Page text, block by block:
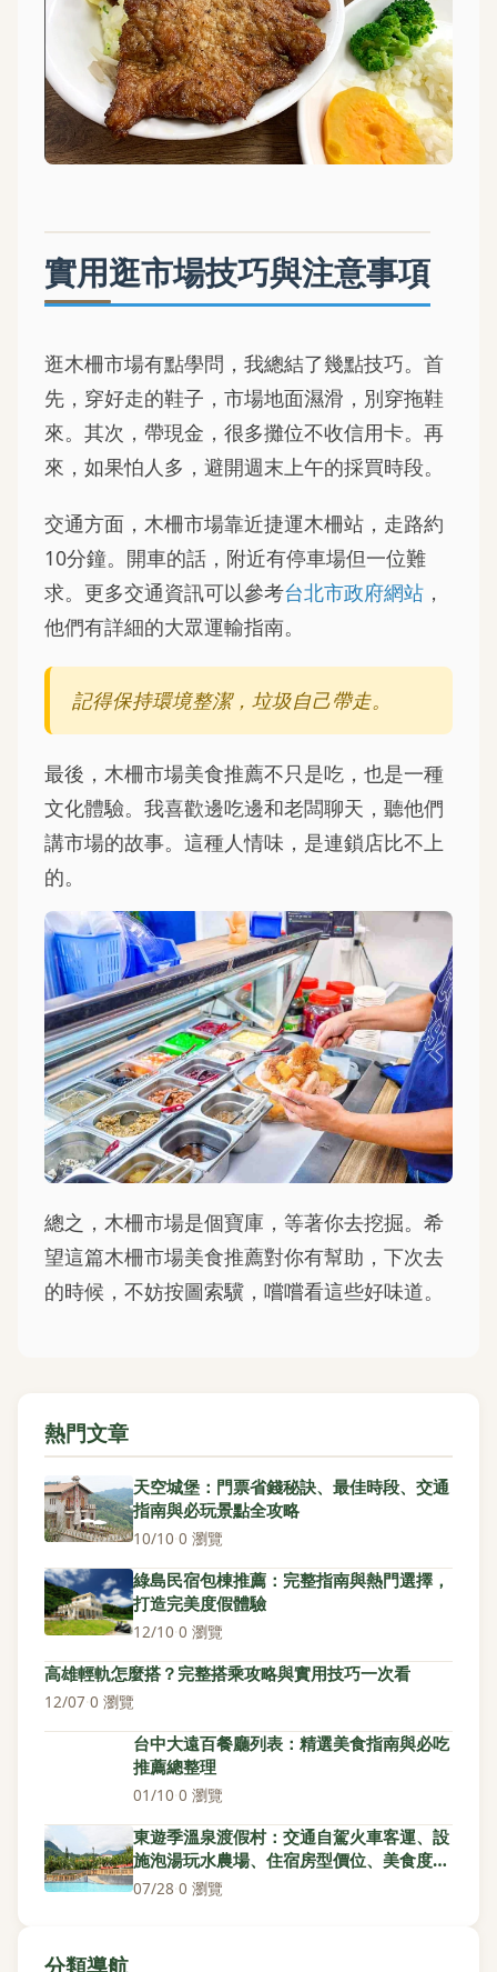
實用逛市場技巧與注意事項
逛木柵市場有點學問，我總結了幾點技巧。首
先，穿好走的鞋子，市場地面濕滑，別穿拖鞋
來。其次，帶現金，很多攤位不收信用卡。再
來，如果怕人多，避開週末上午的採買時段。
交通方面，木柵市場靠近捷運木柵站，走路約
10分鐘。開車的話，附近有停車場但一位難
求。更多交通資訊可以參考台北市政府網站 ，
他們有詳細的大眾運輸指南。
記得保持環境整潔，垃圾自己帶走。
最後，木柵市場美食推薦不只是吃，也是一種
文化體驗。我喜歡邊吃邊和老闆聊天，聽他們
講市場的故事。這種人情味，是連鎖店比不上
的。
總之，木柵市場是個寶庫，等著你去挖掘。希
望這篇木柵市場美食推薦對你有幫助，下次去
的時候，不妨按圖索驥，嚐嚐看這些好味道。
熱門文章
天空城堡：門票省錢秘訣、最佳時段、交通
指南與必玩景點全攻略
10/10·0 瀏覽
綠島民宿包棟推薦：完整指南與熱門選擇，
打造完美度假體驗
12/10·0 瀏覽
高雄輕軌怎麼搭？完整搭乘攻略與實用技巧一次看
12/07·0 瀏覽
台中大遠百餐廳列表：精選美食指南與必吃
推薦總整理
01/10·0 瀏覽
東遊季溫泉渡假村：交通自駕火車客運、設
施泡湯玩水農場、住宿房型價位、美食度假
村覓食、行程2天1夜3天2夜、費用開銷精
07/28·0 瀏覽
分類導航